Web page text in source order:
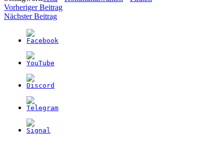
Beitragsnavigation
Vorheriger Beitrag
Nächster Beitrag